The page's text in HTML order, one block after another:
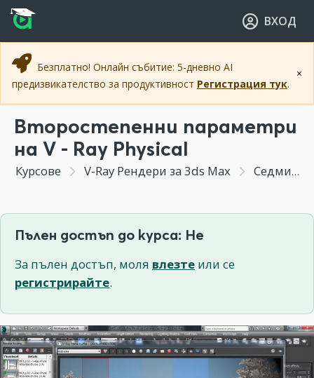
Прескочи към основното съдържание
Прескочи към навигацията
ВХОД
×
Безплатно! Онлайн събитие: 5-дневно AI
предизвикателство за продуктивност Регистрация тук.
Второстепенни параметри
на V - Ray Physical
Курсове V-Ray Рендери за 3ds Max Седмица 5 - V - Ray Physical Camera / V - Ray Обекти / V - Ray Ефекти
Пълен достъп до курса: Не
За пълен достъп, моля влезте или се
регистрирайте.